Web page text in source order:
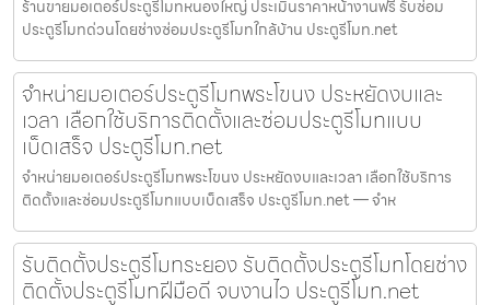
ร้านขายมอเตอร์ประตูรีโมทหนองใหญ่ ประเมินราคาหน้างานฟรี รับซ่อม
ประตูรีโมทด่วนโดยช่างซ่อมประตูรีโมทใกล้บ้าน ประตูรีโมท.net
จำหน่ายมอเตอร์ประตูรีโมทพระโขนง ประหยัดงบและ
เวลา เลือกใช้บริการติดตั้งและซ่อมประตูรีโมทแบบ
เบ็ดเสร็จ ประตูรีโมท.net
จำหน่ายมอเตอร์ประตูรีโมทพระโขนง ประหยัดงบและเวลา เลือกใช้บริการ
ติดตั้งและซ่อมประตูรีโมทแบบเบ็ดเสร็จ ประตูรีโมท.net — จำห
รับติดตั้งประตูรีโมทระยอง รับติดตั้งประตูรีโมทโดยช่าง
ติดตั้งประตูรีโมทฝีมือดี จบงานไว ประตูรีโมท.net